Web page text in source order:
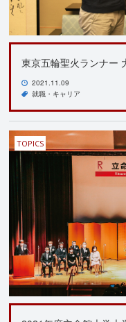
東京五輪聖火ランナー
2021.11.09
就職・キャリア
TOPICS